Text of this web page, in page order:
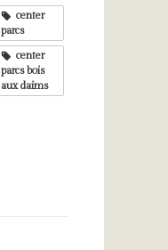
center
parcs
center
parcs bois
aux daims